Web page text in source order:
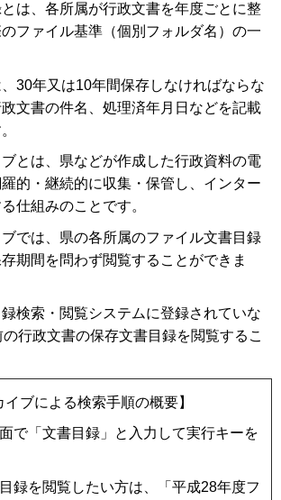
は、各所属が行政文書を年度ごとに整
ファイル基準（個別フォルダ名）の一
30年又は10年間保存しなければならな
文書の件名、処理済年月日などを記載
とは、県などが作成した行政資料の電
的・継続的に収集・保管し、インター
仕組みのことです。
では、県の各所属のファイル文書目録
期間を問わず閲覧することができま
検索・閲覧システムに登録されていな
行政文書の保存文書目録を閲覧するこ
イブによる検索手順の概要】
で「文書目録」と入力して実行キーを
録を閲覧したい方は、「平成28年度フ